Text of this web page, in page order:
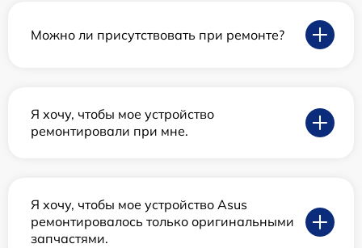
Можно ли присутствовать при ремонте?
Я хочу, чтобы мое устройство
ремонтировали при мне.
Я хочу, чтобы мое устройство Asus
ремонтировалось только оригинальными
запчастями.